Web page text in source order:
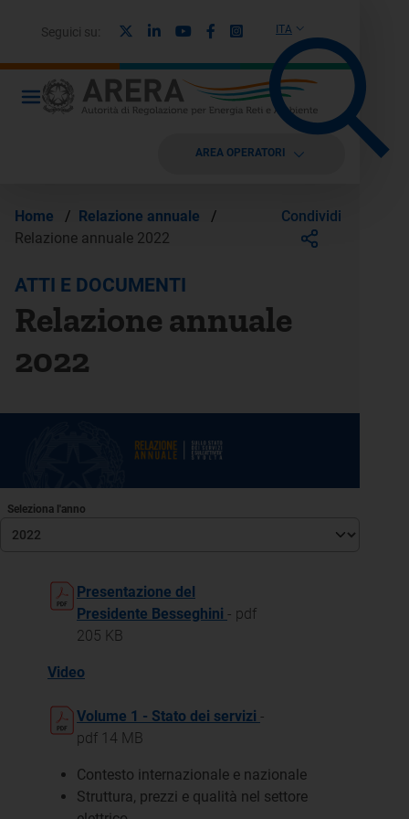
ITA
Seguici su: LinkedinYoutubeFacebook
Instagram
AREA OPERATORI
Home / Relazione annuale
/
Relazione annuale 2022
Condividi
ATTI E DOCUMENTI
Relazione annuale
2022
Seleziona l'anno
Presentazione del
Presidente Besseghini - pdf
205 KB
Video
Volume 1 - Stato dei servizi -
pdf 14 MB
Contesto internazionale e nazionale
Struttura, prezzi e qualità nel settore